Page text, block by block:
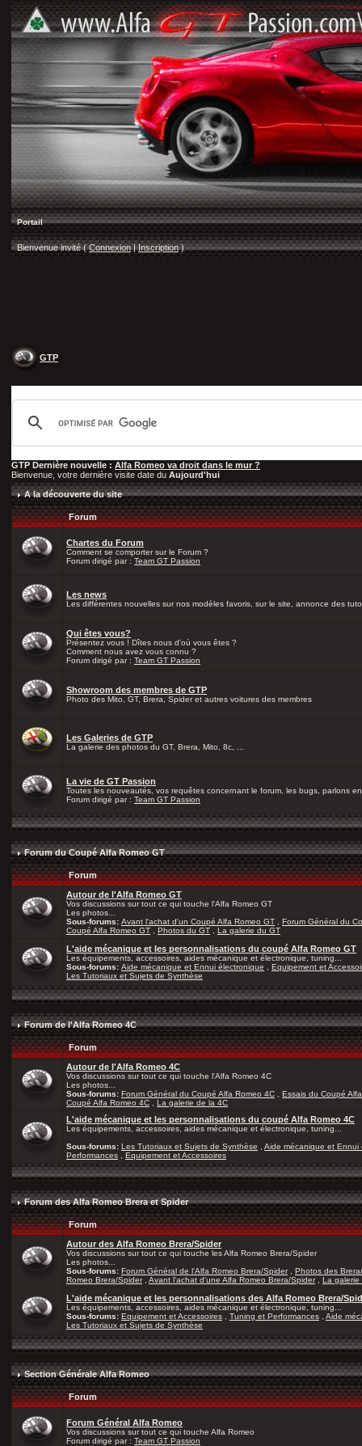
Portail
Bienvenue invité ( Connexion |Inscription)
GTP
GTP Dernière nouvelle : Alfa Romeo va droit dans le mur ?
Bienvenue, votre dernière visite date du Aujourd'hui
A la découverte du site
Forum
Chartes du Forum
Comment se comporter sur le Forum ?
Forum dirigé par : Team GT Passion
Les news
Les différentes nouvelles sur nos modèles favoris, sur le site, annonce des
Qui êtes vous?
Présentez vous ! Dîtes nous d'où vous êtes ?
Comment nous avez vous connu ?
Forum dirigé par : Team GT Passion
Showroom des membres de GTP
Photo des Mito, GT, Brera, Spider et autres voitures des membres
Les Galeries de GTP
La galerie des photos du GT, Brera, Mito, 8c, ...
La vie de GT Passion
Toutes les nouveautés, vos requêtes concernant le forum, les bugs, parlons
Forum dirigé par : Team GT Passion
Forum du Coupé Alfa Romeo GT
Forum
Autour de l'Alfa Romeo GT
Vos discussions sur tout ce qui touche l'Alfa Romeo GT
Les photos...
Sous-forums: Avant l'achat d'un Coupé Alfa Romeo GT
Forum Général du
Coupé Alfa Romeo GT
Photos du GT La galerie du GT
L'aide mécanique et les personnalisations du coupé Alfa Romeo GT
Les équipements, accessoires, aides mécanique et électronique, tuning...
Sous-forums: Aide mécanique et Ennui électronique
Equipement et
Les Tutoriaux et Sujets de Synthèse
Forum de l'Alfa Romeo 4C
Forum
Autour de l'Alfa Romeo 4C
Vos discussions sur tout ce qui touche l'Alfa Romeo 4C
Les photos...
Sous-forums: Forum Général du Coupé Alfa Romeo 4C
Essais du Coupé
Coupé Alfa Romeo 4C
La galerie de la 4C
L'aide mécanique et les personnalisations du coupé Alfa Romeo 4C
Les équipements, accessoires, aides mécanique et électronique, tuning...
Sous-forums: Les Tutoriaux et Sujets de Synthèse
Aide mécanique et Ennui
Performances
Equipement et Accessoires
Forum des Alfa Romeo Brera et Spider
Forum
Autour des Alfa Romeo Brera/Spider
Vos discussions sur tout ce qui touche les Alfa Romeo Brera/Spider
Les photos...
Sous-forums: Forum Général de l'Alfa Romeo Brera/Spider, Photos des
Romeo Brera/Spider, Avant l'achat d'une Alfa Romeo Brera/Spider, La galerie
L'aide mécanique et les personnalisations des Alfa Romeo Brera/
Les équipements, accessoires, aides mécanique et électronique, tuning...
Sous-forums: Equipement et Accessoires Tuning et Performances
Aide
Les Tutoriaux et Sujets de Synthèse
Section Générale Alfa Romeo
Forum
Forum Général Alfa Romeo
Vos discussions sur tout ce qui touche Alfa Romeo
Forum dirigé par : Team GT Passion